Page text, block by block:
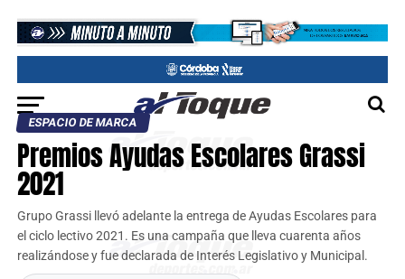
ESPACIO DE MARCA
Premios Ayudas Escolares Grassi
2021
Grupo Grassi llevó adelante la entrega de Ayudas Escolares para
el ciclo lectivo 2021. Es una campaña que lleva cuarenta años
realizándose y fue declarada de Interés Legislativo y Municipal.